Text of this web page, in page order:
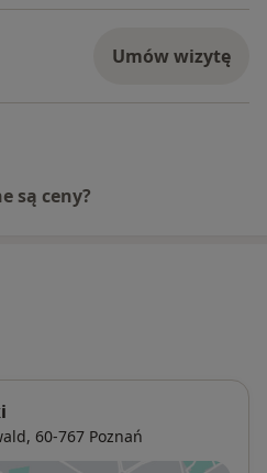
Umów wizytę
są ceny?
, 60-767 Poznań